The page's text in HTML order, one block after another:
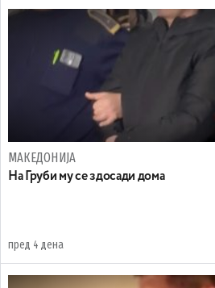
МАКЕДОНИЈА
На Груби му се здосади дома
пред 4 дена